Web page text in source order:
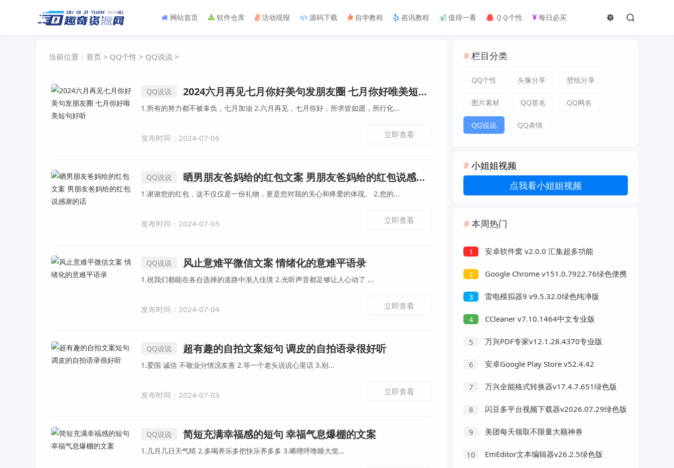
网站首页 软件仓库 活动现报 源码下载 自学教程 咨讯教程 值得一看 ＱＱ个性 每日必买
当前位置： 首页 > QQ个性 > QQ说说 >
QQ说说 2024六月再见七月你好美句发朋友圈 七月你好唯美短句好听
1.所有的努力都不被辜负，七月加油 2.六月再见，七月你好，所求皆如愿，所行化...
发布时间：2024-07-06 立即查看
QQ说说 晒男朋友爸妈给的红包文案 男朋友爸妈给的红包说感谢的话
1.谢谢您的红包，这不仅仅是一份礼物，更是您对我的关心和疼爱的体现。 2.您的...
发布时间：2024-07-05 立即查看
QQ说说 风止意难平微信文案 情绪化的意难平语录
1.祝我们都能在各自选择的道路中渐入佳境 2.光听声音都足够让人心动了 ...
发布时间：2024-07-04 立即查看
QQ说说 超有趣的自拍文案短句 调皮的自拍语录很好听
1.爱国 诚信 不敬业分情况友善 2.等一个老头说说心里话 3.别...
发布时间：2024-07-03 立即查看
QQ说说 简短充满幸福感的短句 幸福气息爆棚的文案
1.几月几日天气晴 2.多喝养乐多把快乐养多多 3.唏哩呼噜睡大觉...
栏目分类
QQ个性 头像分享 壁纸分享
图片素材 QQ签名 QQ网名
QQ说说 QQ表情
小姐姐视频
点我看小姐姐视频
本周热门
1 安卓软件窝 v2.0.0 汇集超多功能
2
Google Chrome v151.0.7922.76绿色便携
3 雷电模拟器9 v9.5.32.0绿色纯净版
4 CCleaner v7.10.1464中文专业版
5 万兴PDF专家v12.1.28.4370专业版
6 安卓Google Play Store v52.4.42
7 万兴全能格式转换器v17.4.7.651绿色版
8 闪豆多平台视频下载器v2026.07.29绿色版
9 美团每天领取不限量大额神券
10 EmEditor文本编辑器v26.2.5绿色版